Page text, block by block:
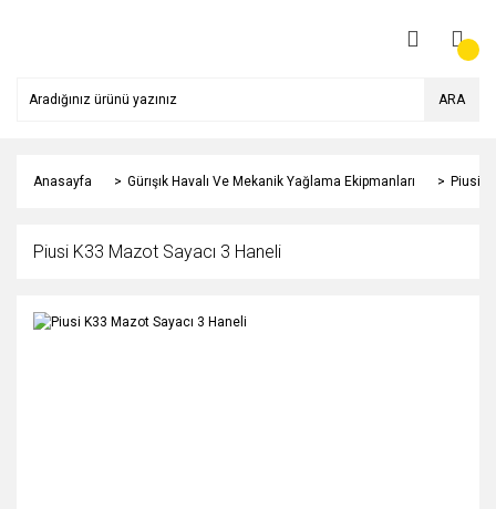
ARA
Anasayfa Gürışık Havalı Ve Mekanik Yağlama Ekipmanları Piusi
Piusi K33 Mazot Sayacı 3 Haneli